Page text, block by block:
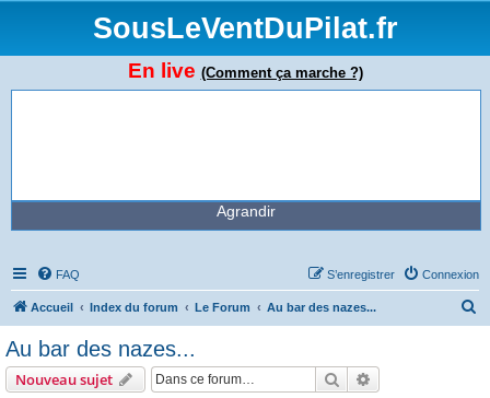
SousLeVentDuPilat.fr
En live (Comment ça marche ?)
Agrandir
FAQ Connexion
S’enregistrer
Accueil Index du forum Le Forum Au bar des nazes...
Au bar des nazes...
Nouveau sujet Rechercher